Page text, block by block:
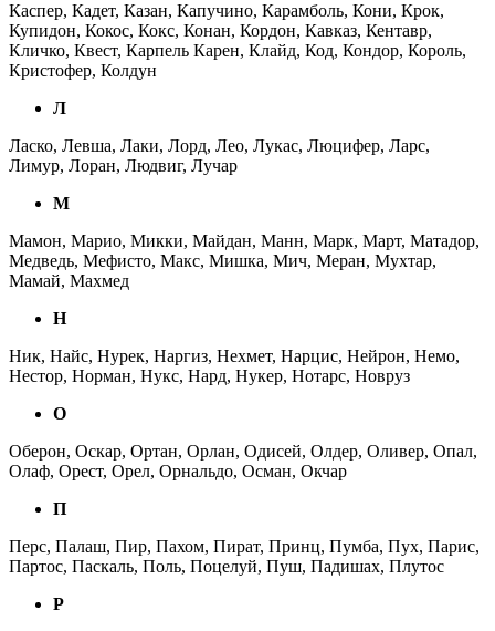
Каспер, Кадет, Казан, Капучино, Карамболь, Кони, Крок,
Купидон, Кокос, Кокс, Конан, Кордон, Кавказ, Кентавр,
Кличко, Квест, Карпель Карен, Клайд, Код, Кондор, Король,
Кристофер, Колдун
Л
Ласко, Левша, Лаки, Лорд, Лео, Лукас, Люцифер, Ларс,
Лимур, Лоран, Людвиг, Лучар
М
Мамон, Марио, Микки, Майдан, Манн, Марк, Март, Матадор,
Медведь, Мефисто, Макс, Мишка, Мич, Меран, Мухтар,
Мамай, Махмед
Н
Ник, Найс, Нурек, Наргиз, Нехмет, Нарцис, Нейрон, Немо,
Нестор, Норман, Нукс, Нард, Нукер, Нотарс, Новруз
О
Оберон, Оскар, Ортан, Орлан, Одисей, Олдер, Оливер, Опал,
Олаф, Орест, Орел, Орнальдо, Осман, Окчар
П
Перс, Палаш, Пир, Пахом, Пират, Принц, Пумба, Пух, Парис,
Партос, Паскаль, Поль, Поцелуй, Пуш, Падишах, Плутос
Р